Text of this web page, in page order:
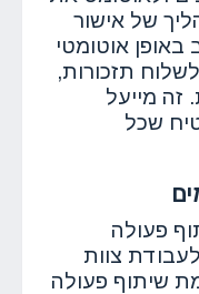
של אישור
אוטומטי
תזכורות,
זה מייעל
שכל
פעולה
צוות
שיתוף פעולה